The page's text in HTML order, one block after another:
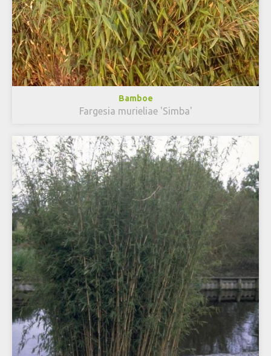
Bamboe
Fargesia murieliae 'Simba'